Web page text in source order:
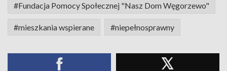
#Fundacja Pomocy Społecznej "Nasz Dom Węgorzewo"
#mieszkania wspierane #niepełnosprawny